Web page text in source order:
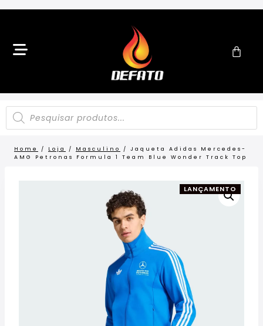
Home / Loja / Masculino /
Jaqueta Adidas Mercedes-
AMG Petronas Formula 1 Team Blue Wonder Track Top
LANÇAMENTO